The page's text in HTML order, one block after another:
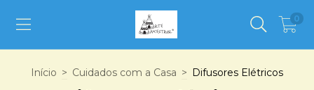
0
Início > Cuidados com a Casa > Difusores Elétricos